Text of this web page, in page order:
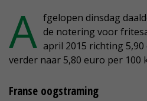
A fgelopen dinsdag
de notering voor
april 2015 richting
verder naar 5,80 euro per 100
Franse oogstraming